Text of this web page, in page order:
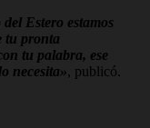
Estero estamos
tu pronta
tu palabra, ese
necesita», publicó.